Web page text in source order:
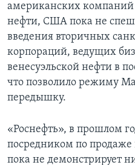
американских компаний
нефти, США пока не
введения вторичных
корпораций, ведущих
венесуэльской нефти в
что позволило режиму
передышку.
«Роснефть», в прошлом
посредником по продаже
пока не демонстрирует